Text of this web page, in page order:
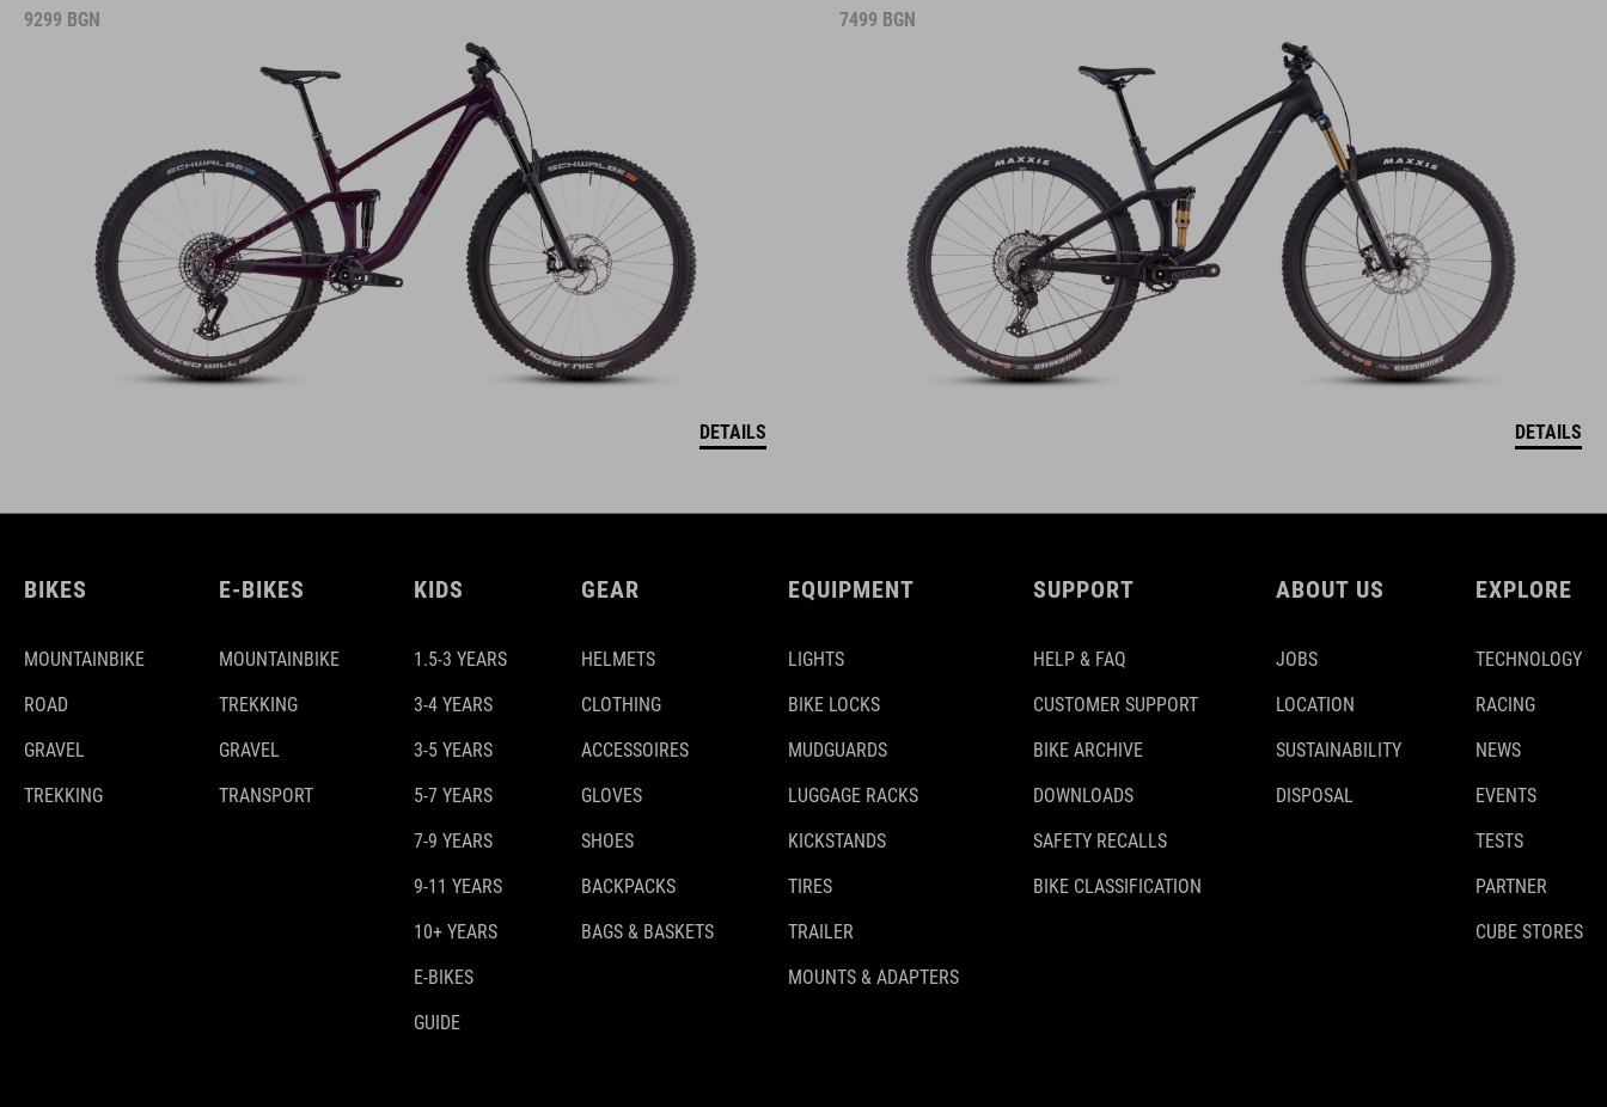
9299 BGN
DETAILS
7499 BGN
DETAILS
BIKES
MOUNTAINBIKE
ROAD
GRAVEL
TREKKING
E-BIKES
MOUNTAINBIKE
TREKKING
GRAVEL
TRANSPORT
KIDS
1.5-3 YEARS
3-4 YEARS
3-5 YEARS
5-7 YEARS
7-9 YEARS
9-11 YEARS
10+ YEARS
E-BIKES
GUIDE
GEAR
HELMETS
CLOTHING
ACCESSOIRES
GLOVES
SHOES
BACKPACKS
BAGS & BASKETS
EQUIPMENT
LIGHTS
BIKE LOCKS
MUDGUARDS
LUGGAGE RACKS
KICKSTANDS
TIRES
TRAILER
MOUNTS & ADAPTERS
SUPPORT
HELP & FAQ
CUSTOMER SUPPORT
BIKE ARCHIVE
DOWNLOADS
SAFETY RECALLS
BIKE CLASSIFICATION
ABOUT US
JOBS
LOCATION
SUSTAINABILITY
DISPOSAL
EXPLORE
TECHNOLOGY
RACING
NEWS
EVENTS
TESTS
PARTNER
CUBE STORES